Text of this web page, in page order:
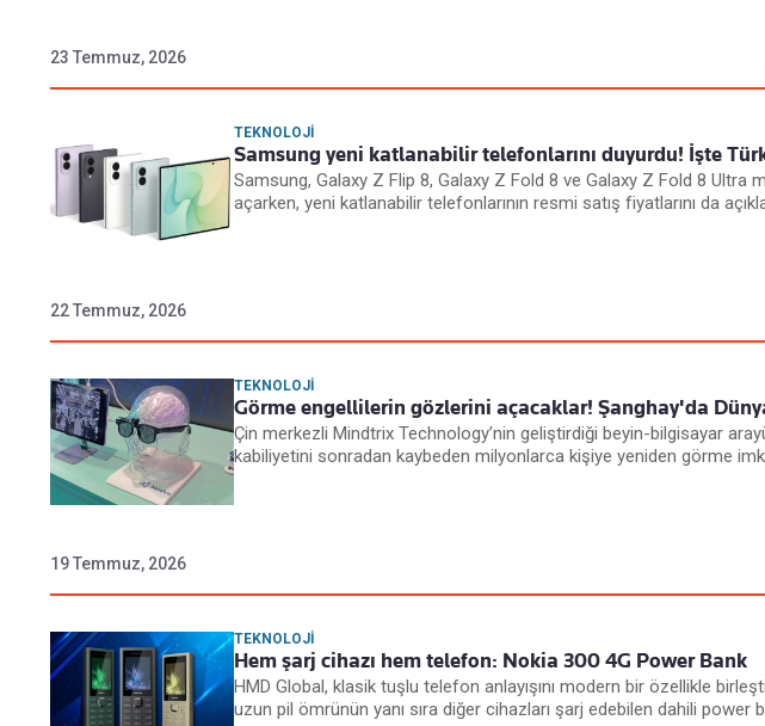
23 Temmuz, 2026
TEKNOLOJI
Samsung yeni katlanabilir telefonlarını duyurdu! İşte
Samsung, Galaxy Z Flip 8, Galaxy Z Fold 8 ve Galaxy Z Fold 8 Ultra
açarken, yeni katlanabilir telefonlarının resmi satış fiyatlarını da
22 Temmuz, 2026
TEKNOLOJI
Görme engellilerin gözlerini açacaklar! Şanghay'da
Çin merkezli Mindtrix Technology’nin geliştirdiği beyin-bilgisayar
kabiliyetini sonradan kaybeden milyonlarca kişiye yeniden görme
19 Temmuz, 2026
TEKNOLOJI
Hem şarj cihazı hem telefon: Nokia 300 4G Power Bank
HMD Global, klasik tuşlu telefon anlayışını modern bir özellikle
uzun pil ömrünün yanı sıra diğer cihazları şarj edebilen dahili power